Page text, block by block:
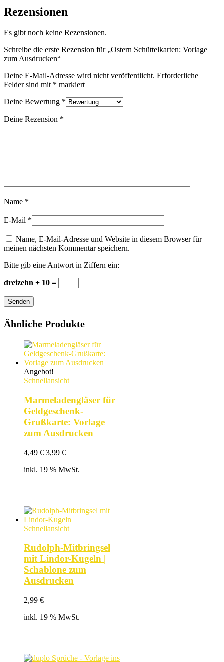
Rezensionen
Es gibt noch keine Rezensionen.
Schreibe die erste Rezension für „Ostern Schüttelkarten: Vorlage
zum Ausdrucken“
Deine E-Mail-Adresse wird nicht veröffentlicht. Erforderliche
Felder sind mit * markiert
Deine Bewertung *
Deine Rezension *
Name *
E-Mail *
Name, E-Mail-Adresse und Website in diesem Browser für
meinen nächsten Kommentar speichern.
Bitte gib eine Antwort in Ziffern ein:
dreizehn + 10 =
Senden
Ähnliche Produkte
Angebot!
Schnellansicht
Marmeladengläser für
Geldgeschenk-
Grußkarte: Vorlage
zum Ausdrucken
4,49€ Ursprünglicher
war:
3,99 €Aktueller
ist:
inkl. 19 % MwSt.
Schnellansicht
Rudolph-Mitbringsel
mit Lindor-Kugeln |
Schablone zum
Ausdrucken
2,99 €
inkl. 19 % MwSt.